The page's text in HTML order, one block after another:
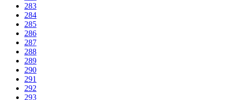
283
284
285
286
287
288
289
290
291
292
293